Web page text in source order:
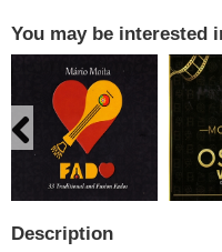
You may be interested
Description